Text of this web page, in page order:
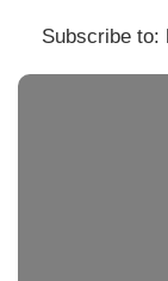
Subscribe to: